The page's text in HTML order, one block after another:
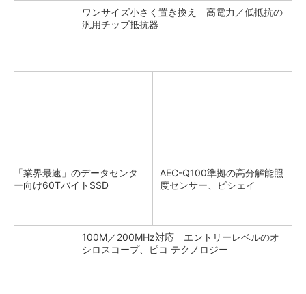
ワンサイズ小さく置き換え 高電力／低抵抗の
汎用チップ抵抗器
「業界最速」のデータセンタ
ー向け60TバイトSSD
AEC-Q100準拠の高分解能照
度センサー、ビシェイ
100M／200MHz対応 エントリーレベルのオ
シロスコープ、ピコ テクノロジー